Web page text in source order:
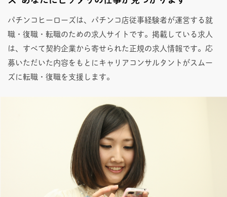
パチンコヒーローズは、パチンコ店従事経験者が運営する就
職・復職・転職のための求人サイトです。掲載している求人
は、すべて契約企業から寄せられた正規の求人情報です。応
募いただいた内容をもとにキャリアコンサルタントがスムー
ズに転職・復職を支援します。